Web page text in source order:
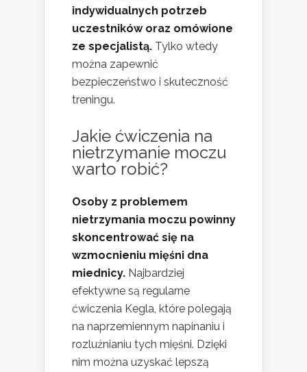
indywidualnych potrzeb
uczestników oraz omówione
ze specjalistą. Tylko wtedy
można zapewnić
bezpieczeństwo i skuteczność
treningu.
Jakie ćwiczenia na
nietrzymanie moczu
warto robić?
Osoby z problemem
nietrzymania moczu powinny
skoncentrować się na
wzmocnieniu mięśni dna
miednicy. Najbardziej
efektywne są regularne
ćwiczenia Kegla, które polegają
na naprzemiennym napinaniu i
rozluźnianiu tych mięśni. Dzięki
nim można uzyskać lepszą